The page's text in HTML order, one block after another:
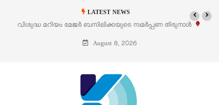
LATEST NEWS
വിശുദ്ധ മറിയം മേജർ ബസിലിക്കയുടെ സമർപ്പണ തിരുനാൾ
ഓഗസ്റ്റ് 5 –
August 8, 2026